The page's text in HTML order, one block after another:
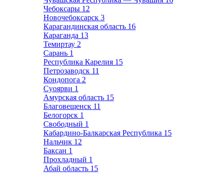
Чебоксары 12
Новочебоксарск 3
Карагандинская область 16
Караганда 13
Темиртау 2
Сарань 1
Республика Карелия 15
Петрозаводск 11
Кондопога 2
Суоярви 1
Амурская область 15
Благовещенск 11
Белогорск 1
Свободный 1
Кабардино-Балкарская Республика 15
Нальчик 12
Баксан 1
Прохладный 1
Абай область 15